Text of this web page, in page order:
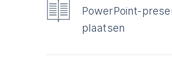
PowerPoint-
plaatsen